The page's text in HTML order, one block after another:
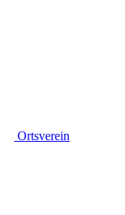
Ortsverein